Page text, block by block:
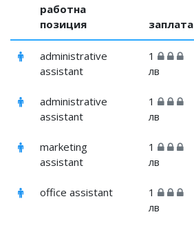
работна
позиция
заплата
administrative
assistant
1
лв
administrative
assistant
1
лв
marketing
assistant
1
лв
office assistant
1
лв